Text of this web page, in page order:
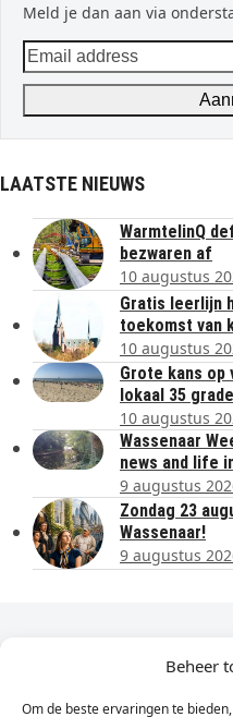
Beheer
Om de beste ervaringen te
Meld je dan aan via
Email
address
LAATSTE NIEUWS
WarmtelinQ
bezwaren af
10 augustus
Gratis leerlijn
toekomst van
10 augustus
Grote kans
lokaal 35
10 augustus
Wassenaar
news and life
9 augustus
Zondag 23
Wassenaar!
9 augustus
Dagelijks het